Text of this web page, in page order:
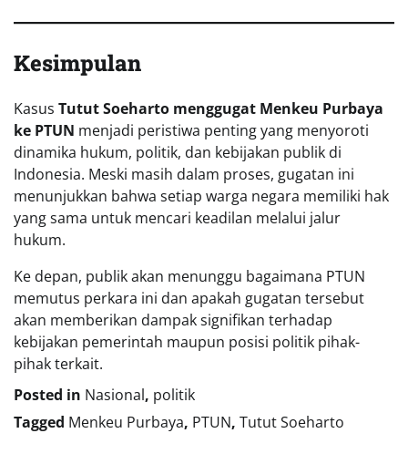
Kesimpulan
Kasus Tutut Soeharto menggugat Menkeu Purbaya
ke PTUN menjadi peristiwa penting yang menyoroti
dinamika hukum, politik, dan kebijakan publik di
Indonesia. Meski masih dalam proses, gugatan ini
menunjukkan bahwa setiap warga negara memiliki hak
yang sama untuk mencari keadilan melalui jalur
hukum.
Ke depan, publik akan menunggu bagaimana PTUN
memutus perkara ini dan apakah gugatan tersebut
akan memberikan dampak signifikan terhadap
kebijakan pemerintah maupun posisi politik pihak-
pihak terkait.
Posted in Nasional, politik
Tagged Menkeu Purbaya, PTUN, Tutut Soeharto